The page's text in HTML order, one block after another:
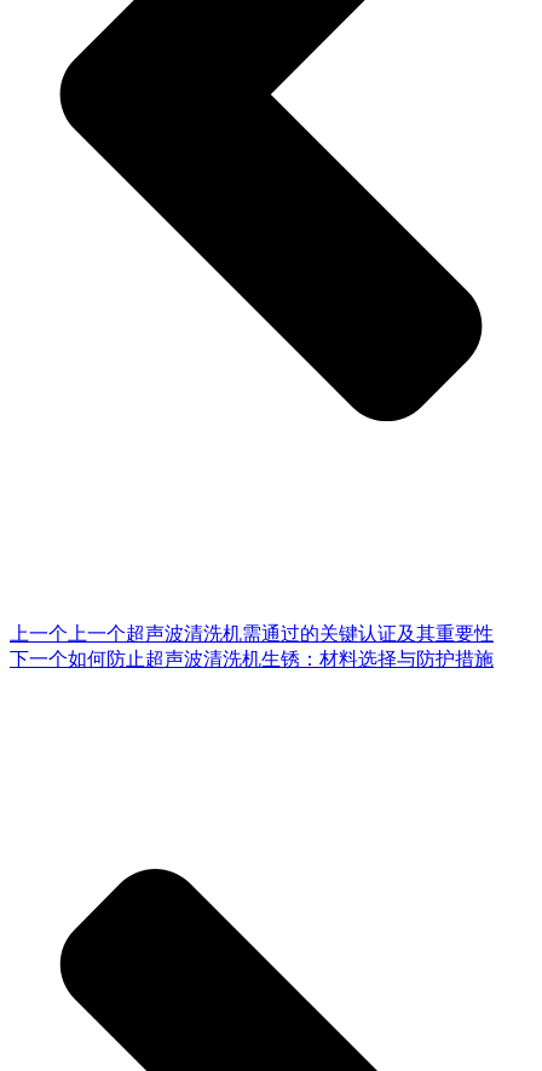
上一个 上一个超声波清洗机需通过的关键认证及其重要性
下一个如何防止超声波清洗机生锈：材料选择与防护措施